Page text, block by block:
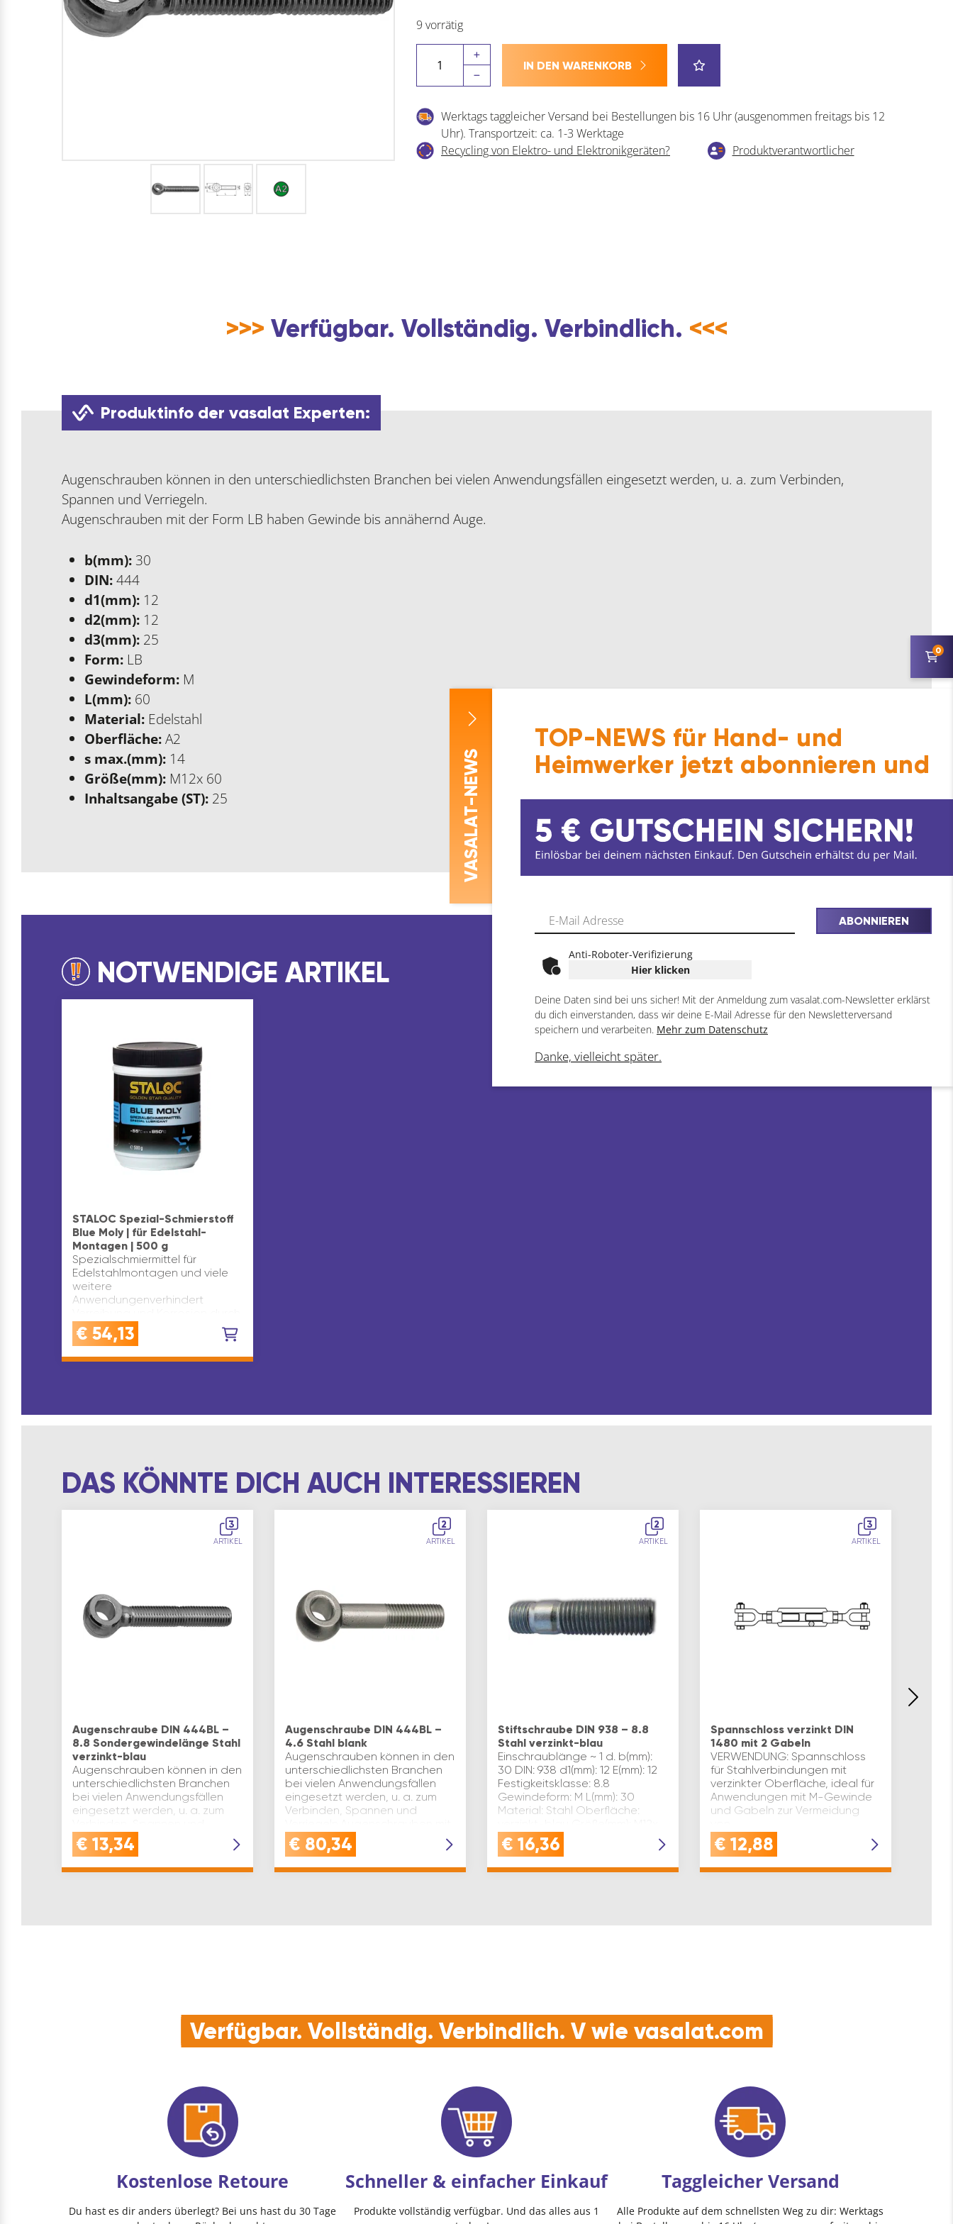
9 vorrätig
M12x
Edelstahl
Augenschraube
IN DEN WARENKORB
Werktags taggleicher Versand bei Bestellungen bis 16 Uhr (ausgenommen freitags bis 12
Uhr). Transportzeit: ca. 1-3 Werktage
Recycling von Elektro- und Elektronikgeräten?
Produktverantwortlicher
>>> Verfügbar. Vollständig. Verbindlich. <<<
Produktinfo der vasalat Experten:
Augenschrauben können in den unterschiedlichsten Branchen bei vielen Anwendungsfällen eingesetzt werden, u. a. zum Verbinden,
Spannen und Verriegeln.
Augenschrauben mit der Form LB haben Gewinde bis annähernd Auge.
b(mm): 30
DIN:444
d1(mm): 12
d2(mm): 12
d3(mm): 25
Form: LB
Gewindeform: M
L(mm): 60
Material: Edelstahl
Oberfläche:A2
s max.(mm): 14
Größe(mm): M12x 60
Inhaltsangabe (ST): 25
NOTWENDIGE ARTIKEL
STALOC Spezial-Schmierstoff
Blue Moly | für Edelstahl-
Montagen | 500 g
Spezialschmiermittel für
Edelstahlmontagen und viele
weitere
Anwendungenverhindert
seine erstklassige
Schmierwirkungbeinhaltet es
€ 54,13
DAS KÖNNTE DICH AUCH INTERESSIEREN
3
ARTIKEL
Augenschraube DIN 444BL –
8.8 Sondergewindelänge Stahl
verzinkt-blau
Augenschrauben können in den
unterschiedlichsten Branchen
bei vielen Anwendungsfällen
eingesetzt werden, u. a. zum
Verriegeln.Augenschrauben mit
der Form LB haben Gewinde
€ 13,34
2
ARTIKEL
Augenschraube DIN 444BL –
4.6 Stahl blank
Augenschrauben können in den
unterschiedlichsten Branchen
bei vielen Anwendungsfällen
eingesetzt werden, u. a. zum
Verbinden, Spannen und
der Form LB haben Gewinde
bis…
€ 80,34
2
ARTIKEL
Stiftschraube DIN 938 – 8.8
Stahl verzinkt-blau
Einschraublänge ~ 1 d. b(mm):
30 DIN: 938 d1(mm): 12 E(mm): 12
Festigkeitsklasse: 8.8
Gewindeform: M L(mm): 30
Material: Stahl Oberfläche:
30 Inhaltsangabe (ST): 50
€ 16,36
3
ARTIKEL
Spannschloss verzinkt DIN
1480 mit 2 Gabeln
VERWENDUNG: Spannschloss
für Stahlverbindungen mit
verzinkter Oberfläche, ideal für
Anwendungen mit M-Gewinde
und Gabeln zur Vermeidung
QuerschraubenverdrehungQUALITÄT:
Dieses Spannschloss mit …
€ 12,88
Verfügbar. Vollständig. Verbindlich. V wie vasalat.com
Kostenlose Retoure
Du hast es dir anders überlegt? Bei uns hast du 30 Tage
Schneller & einfacher Einkauf
Produkte vollständig verfügbar. Und das alles aus 1
Taggleicher Versand
Alle Produkte auf dem schnellsten Weg zu dir: Werktags
0
V
ASALAT
-NEWS
TOP-NEWS für Hand- und
Heimwerker jetzt abonnieren und
ABONNIEREN
Anti-Roboter-Verifizierung
Hier klicken
Deine Daten sind bei uns sicher! Mit der Anmeldung zum vasalat.com-Newsletter erklärst
du dich einverstanden, dass wir deine E-Mail Adresse für den Newsletterversand
speichern und verarbeiten. Mehr zum Datenschutz
Danke, vielleicht später.